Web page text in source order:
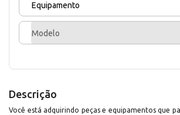
Equipamento
Modelo
Descrição
Você está adquirindo peças e equipamentos que